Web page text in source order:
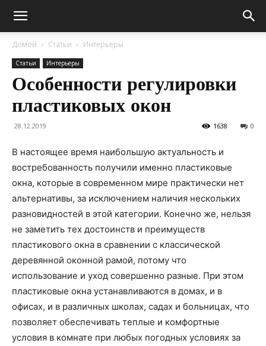
Домой Статьи Интерьеры
Статьи Интерьеры
Особенности регулировки
пластиковых окон
28.12.2019 0
1638
В настоящее время наибольшую актуальность и
востребованность получили именно пластиковые
окна, которые в современном мире практически нет
альтернативы, за исключением наличия нескольких
разновидностей в этой категории. Конечно же, нельзя
не заметить тех достоинств и преимуществ
пластикового окна в сравнении с классической
деревянной оконной рамой, потому что
использование и уход совершенно разные. При этом
пластиковые окна устанавливаются в домах, и в
офисах, и в различных школах, садах и больницах, что
позволяет обеспечивать теплые и комфортные
условия в комнате при любых погодных условиях за